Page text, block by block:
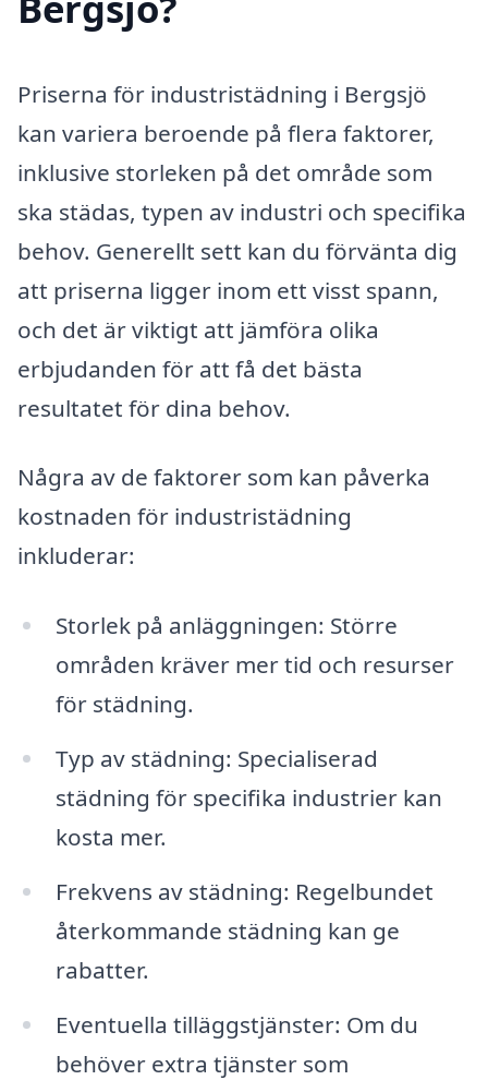
Priserna för industristädning i Bergsjö
kan variera beroende på flera faktorer,
inklusive storleken på det område som
ska städas, typen av industri och specifika
behov. Generellt sett kan du förvänta dig
att priserna ligger inom ett visst spann,
och det är viktigt att jämföra olika
erbjudanden för att få det bästa
resultatet för dina behov.
Några av de faktorer som kan påverka
kostnaden för industristädning
inkluderar:
Storlek på anläggningen: Större
områden kräver mer tid och resurser
för städning.
Typ av städning: Specialiserad
städning för specifika industrier kan
kosta mer.
Frekvens av städning: Regelbundet
återkommande städning kan ge
rabatter.
Eventuella tilläggstjänster: Om du
behöver extra tjänster som